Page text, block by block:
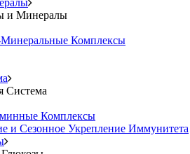
и Минералы
Комплексы
Система
Комплексы
и Сезонное Укрепление Иммунитета